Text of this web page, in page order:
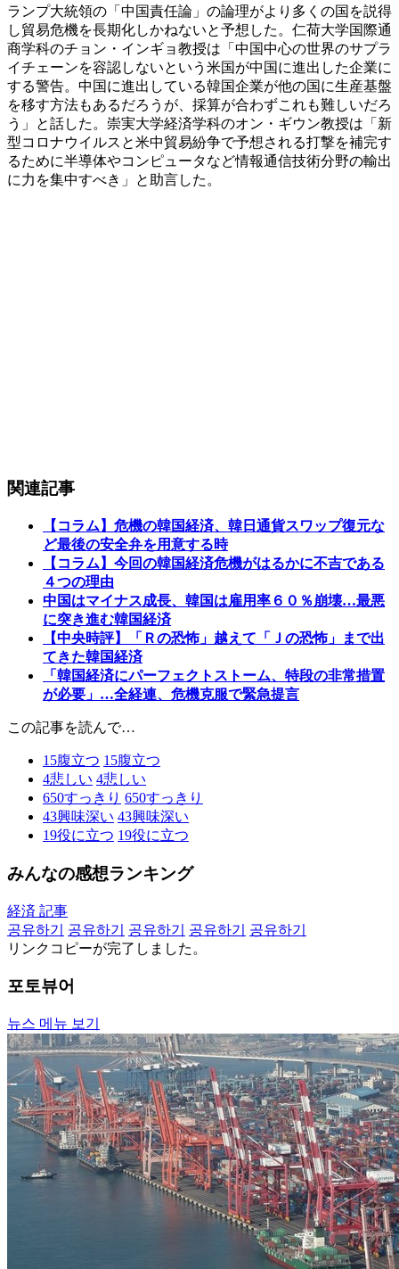
ランプ大統領の「中国責任論」の論理がより多くの国を説得
し貿易危機を長期化しかねないと予想した。仁荷大学国際通
商学科のチョン・インギョ教授は「中国中心の世界のサプラ
イチェーンを容認しないという米国が中国に進出した企業に
する警告。中国に進出している韓国企業が他の国に生産基盤
を移す方法もあるだろうが、採算が合わずこれも難しいだろ
う」と話した。崇実大学経済学科のオン・ギウン教授は「新
型コロナウイルスと米中貿易紛争で予想される打撃を補完す
るために半導体やコンピュータなど情報通信技術分野の輸出
に力を集中すべき」と助言した。
関連記事
【コラム】危機の韓国経済、韓日通貨スワップ復元な
ど最後の安全弁を用意する時
【コラム】今回の韓国経済危機がはるかに不吉である
４つの理由
中国はマイナス成長、韓国は雇用率６０％崩壊…最悪
に突き進む韓国経済
【中央時評】「Ｒの恐怖」越えて「Ｊの恐怖」まで出
てきた韓国経済
「韓国経済にパーフェクトストーム、特段の非常措置
が必要」…全経連、危機克服で緊急提言
この記事を読んで…
15腹立つ 15腹立つ
4悲しい 4悲しい
650すっきり 650すっきり
43興味深い 43興味深い
19役に立つ 19役に立つ
みんなの感想ランキング
経済 記事
공유하기
공유하기 공유하기 공유하기
공유하기
リンクコピーが完了しました。
포토뷰어
뉴스 메뉴 보기